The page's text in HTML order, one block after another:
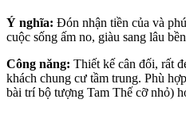
Ý nghĩa: Đón nhận tiền của và
cuộc sống ấm no, giàu sang lâu
Công năng: Thiết kế cân đối, rất
khách chung cư tầm trung. Phù
bài trí bộ tượng Tam Thế cỡ nhỏ)